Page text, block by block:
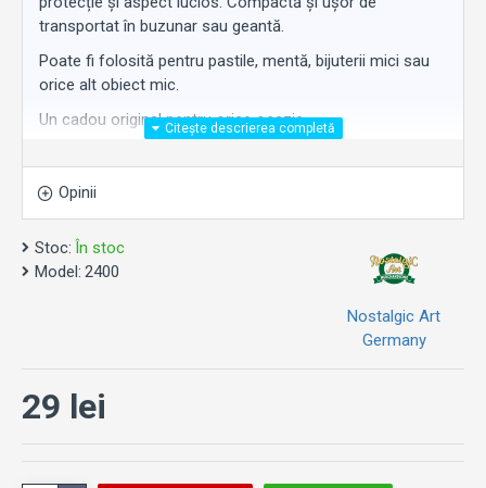
transportat în buzunar sau geantă.
Poate fi folosită pentru pastile, mentă, bijuterii mici sau
orice alt obiect mic.
Un cadou original pentru orice ocazie.
Opinii
Stoc: În stoc
Model: 2400
Nostalgic Art
Germany
29 lei